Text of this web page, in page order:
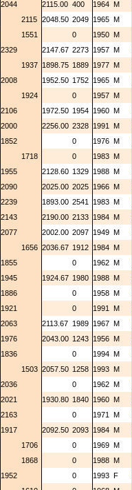
2044 2115.00 400 1964 M
2115 2048.50 2049 1965 M
1551 0 1950 M
2329 2147.67 2273 1957 M
1937 1898.75 1889 1977 M
2008 1952.50 1752 1965 M
1924 0 1957 M
2106 1972.50 1954 1960 M
2000 2256.00 2328 1991 M
1852 0 1976 M
1718 0 1983 M
1955 2128.60 1329 1988 M
2090 2025.00 2025 1966 M
2239 1893.00 2541 1983 M
2143 2190.00 2133 1984 M
2077 2002.00 2097 1949 M
1656 2036.67 1912 1984 M
1855 0 1962 M
1945 1924.67 1980 1988 M
1886 0 1958 M
1921 0 1991 M
2063 2113.67 1989 1967 M
1976 2043.00 1243 1956 M
1836 0 1994 M
1503 2057.50 1258 1993 M
2036 0 1962 M
2021 1930.80 1840 1960 M
2163 0 1971 M
1917 2092.50 2093 1984 M
1706 0 1969 M
1868 0 1988 M
1952 0 1993 F